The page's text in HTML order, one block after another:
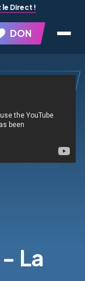
le Direct !
DON
La